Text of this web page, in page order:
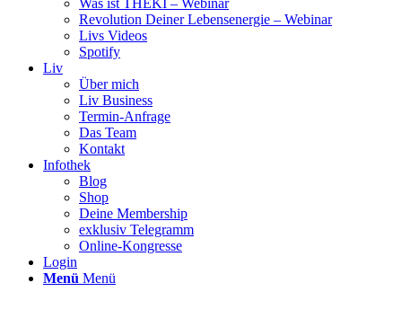
Was ist THEKI – Webinar
Revolution Deiner Lebensenergie – Webinar
Livs Videos
Spotify
Liv
Über mich
Liv Business
Termin-Anfrage
Das Team
Kontakt
Infothek
Blog
Shop
Deine Membership
exklusiv Telegramm
Online-Kongresse
Login
Menü Menü